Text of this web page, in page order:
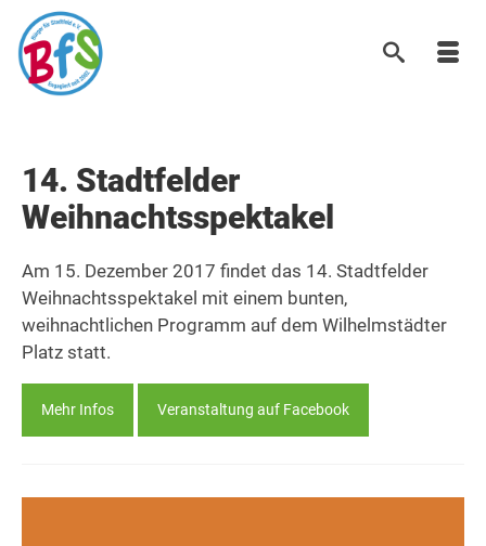
14. Stadtfelder
Weihnachtsspektakel
Am 15. Dezember 2017 findet das 14. Stadtfelder
Weihnachtsspektakel mit einem bunten,
weihnachtlichen Programm auf dem Wilhelmstädter
Platz statt.
Mehr Infos Veranstaltung auf Facebook